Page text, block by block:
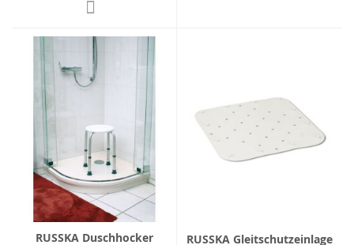
RUSSKA Duschhocker
RUSSKA Gleitschutzeinlage